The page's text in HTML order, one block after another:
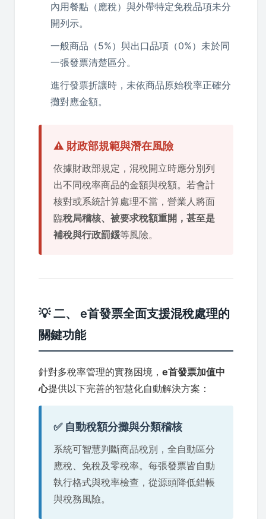
內用餐點（應稅）與外帶特定免稅品項未分
開列示。
一般商品（5%）與出口品項（0%）未於同
一張發票清楚區分。
進行發票折讓時，未依商品原始稅率正確分
攤對應金額。
⚠️ 財政部規範與潛在風險
依據財政部規定，混稅開立時應分別列
出不同稅率商品的金額與稅額。若會計
核對或系統計算處理不當，營業人將面
臨稅局稽核、被要求稅額重開，甚至是
補稅與行政罰鍰等風險。
💡 二、 e首發票全面支援混稅處理的
關鍵功能
針對多稅率管理的實務困境， e首發票加值中
心提供以下完善的智慧化自動解決方案：
✅ 自動稅額分攤與分類稽核
系統可智慧判斷商品稅別，全自動區分
應稅、免稅及零稅率。每張發票皆自動
執行格式與稅率檢查，從源頭降低錯帳
與稅務風險。